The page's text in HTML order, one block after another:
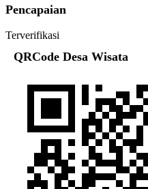
Pencapaian
Terverifikasi
QRCode Desa Wisata